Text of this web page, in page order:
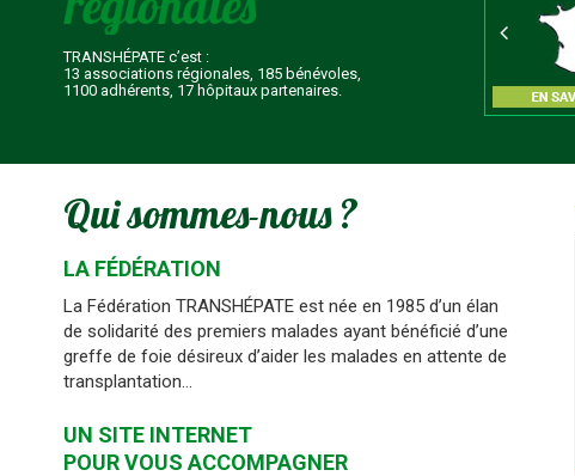
TRANSHÉPATE c’est :
13 associations régionales, 185 bénévoles,
1100 adhérents, 17 hôpitaux partenaires.
Qui sommes-nous ?
LA FÉDÉRATION
La Fédération TRANSHÉPATE est née en 1985 d’un élan
de solidarité des premiers malades ayant bénéficié d’une
greffe de foie désireux d’aider les malades en attente de
transplantation…
UN SITE INTERNET
POUR VOUS ACCOMPAGNER